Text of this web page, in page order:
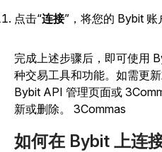
点击“连接”，将您的 Bybit 账
完成上述步骤后，即可使用
种交易工具和功能。如需更
Bybit API 管理页面或
新或删除。 3Commas
如何在 Bybit 上连